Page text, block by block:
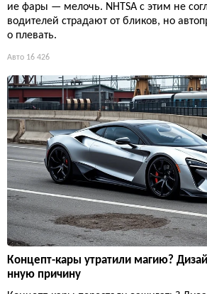
ие фары — мелочь. NHTSA с этим не
водителей страдают от бликов, но
о плевать.
Авто 16 426
Концепт-кары утратили магию?
нную причину